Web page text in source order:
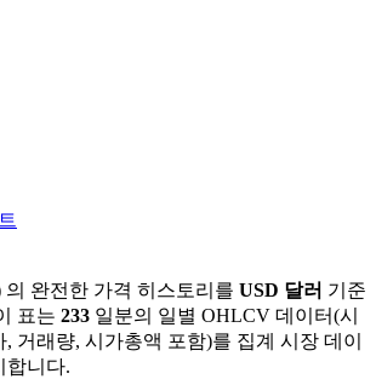
의 완전한 가격 히스토리를 USD 달러 기준
표는 233 일분의 일별 OHLCV 데이터(시
거래량, 시가총액 포함)를 집계 시장 데이
합니다.